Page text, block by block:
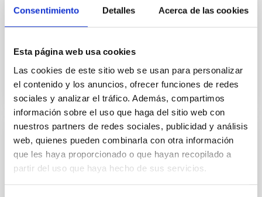
Consentimiento Detalles Acerca de las cookies
Esta página web usa cookies
Las cookies de este sitio web se usan para personalizar
el contenido y los anuncios, ofrecer funciones de redes
sociales y analizar el tráfico. Además, compartimos
información sobre el uso que haga del sitio web con
nuestros partners de redes sociales, publicidad y análisis
web, quienes pueden combinarla con otra información
que les haya proporcionado o que hayan recopilado a
partir del uso que haya hecho de sus servicios.
estelar y galáctico. Un aspecto en el que
Pablo Rodríguez Gil
En ejecución
Evolución cósmica de galaxias análogas a
la Vía Láctea (CEMWAY)